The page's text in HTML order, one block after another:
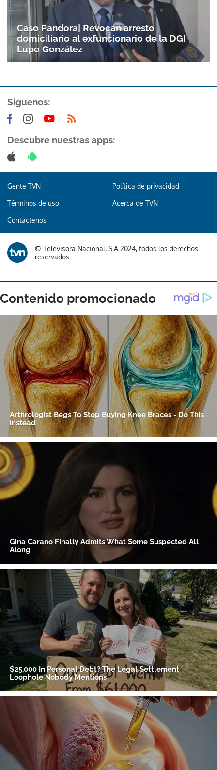
Gracias por suscribirte a nuestro boletín.
Caso Pandora| Revocan arresto
domiciliario al exfuncionario de la DGI
Lupo González
Síguenos:
Descubre nuestras apps:
Gente TVN Política de privacidad
Términos de uso Acerca de TVN
Contáctenos
© Televisora Nacional, S.A 2024, todos los derechos
reservados